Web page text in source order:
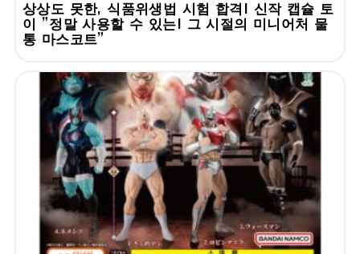
상상도 못한, 식품위생법 시험 합격! 신작 캡슐 토
이 "정말 사용할 수 있는! 그 시절의 미니어처 물
통 마스코트"